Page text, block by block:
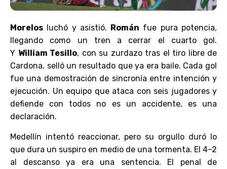
Morelos luchó y asistió. Román fue pura potencia,
llegando como un tren a cerrar el cuarto gol.
Y William Tesillo, con su zurdazo tras el tiro libre de
Cardona, selló un resultado que ya era baile. Cada gol
fue una demostración de sincronía entre intención y
ejecución. Un equipo que ataca con seis jugadores y
defiende con todos no es un accidente, es una
declaración.
Medellín intentó reaccionar, pero su orgullo duró lo
que dura un suspiro en medio de una tormenta. El 4–2
al descanso ya era una sentencia. El penal de